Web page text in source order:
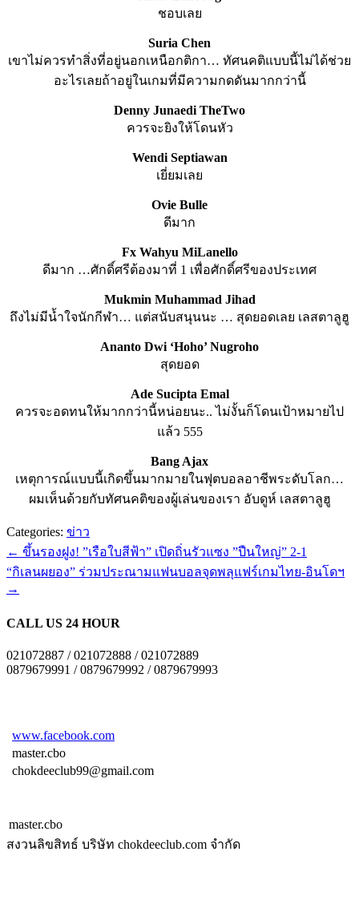
ชอบเลย
Suria Chen
เขาไม่ควรทำสิ่งที่อยู่นอกเหนือกติกา… ทัศนคติแบบนี้ไม่ได้ช่วย
อะไรเลยถ้าอยู่ในเกมที่มีความกดดันมากกว่านี้
Denny Junaedi TheTwo
ควรจะยิงให้โดนหัว
Wendi Septiawan
เยี่ยมเลย
Ovie Bulle
ดีมาก
Fx Wahyu MiLanello
ดีมาก …ศักดิ์ศรีต้องมาที่ 1 เพื่อศักดิ์ศรีของประเทศ
Mukmin Muhammad Jihad
ถึงไม่มีน้ำใจนักกีฬา… แต่สนับสนุนนะ … สุดยอดเลย เลสตาลูฮู
Ananto Dwi ‘Hoho’ Nugroho
สุดยอด
Ade Sucipta Emal
ควรจะอดทนให้มากกว่านี้หน่อยนะ.. ไม่งั้นก็โดนเป้าหมายไป
แล้ว 555
Bang Ajax
เหตุการณ์แบบนี้เกิดขึ้นมากมายในฟุตบอลอาชีพระดับโลก…
ผมเห็นด้วยกับทัศนคติของผู้เล่นของเรา อับดูห์ เลสตาลูฮู
Categories: ข่าว
← ขึ้นรองฝูง! ”เรือใบสีฟ้า” เปิดถิ่นรัวแซง ”ปืนใหญ่” 2-1
“กิเลนผยอง” ร่วมประณามแฟนบอลจุดพลุแฟร์เกมไทย-อินโดฯ
→
CALL US 24 HOUR
021072887 / 021072888 / 021072889
0879679991 / 0879679992 / 0879679993
www.facebook.com
master.cbo
chokdeeclub99@gmail.com
master.cbo
สงวนลิขสิทธ์ บริษัท chokdeeclub.com จำกัด